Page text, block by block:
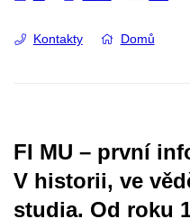
Kontakty Domů
FI MU – první
V historii, ve
studia. Od roku